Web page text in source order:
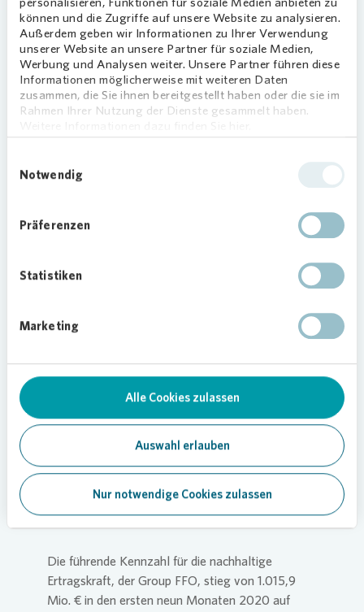
können und die Zugriffe auf unsere Website zu analysieren.
Außerdem geben wir Informationen zu Ihrer Verwendung
unserer Website an unsere Partner für soziale Medien,
Werbung und Analysen weiter. Unsere Partner führen diese
Informationen möglicherweise mit weiteren Daten
zusammen, die Sie ihnen bereitgestellt haben oder die sie im
Rahmen Ihrer Nutzung der Dienste gesammelt haben.
Notwendig
Präferenzen
Statistiken
Marketing
Alle Cookies zulassen
Auswahl erlauben
Nur notwendige Cookies zulassen
Recycling und Bezahlbarkeit von Baustoffen
diskutieren.
Anhaltendes Wachstum und noch einmal
erhöhte Prognose für 2021
stiegen um 9,5 % – von 3.211,6 Mio. € im
Neunmonatszeitraum 2020 auf nun 3.517,0 Mio.
Wachstum durch Neubau und Modernisierung
verschiedenen Preissegmenten bemerkbar.
und verbesserte sich um 7,6 % auf 1.540,9 Mio. €
spiegelt die starke Nachfrage im Immobilienmarkt
Adjusted EBITDA in den Segmenten Recurring
Sales (um 40,9 % auf 105,5 Mio. €) sowie
Development (um 16,0 % auf 79,8 Mio. €). Das
Adjusted EBITDA aus dem Vermietungsgeschäft
Mio. €, verglichen mit
Die führende Kennzahl für die nachhaltige
Ertragskraft, der Group FFO, stieg von 1.015,9
Mio. € in den ersten neun Monaten 2020 auf